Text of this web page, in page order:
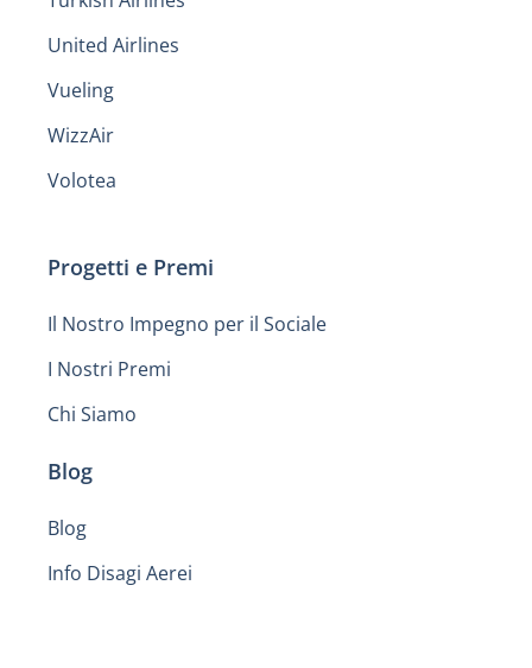
United Airlines
Vueling
WizzAir
Volotea
Progetti e Premi
Il Nostro Impegno per il Sociale
I Nostri Premi
Chi Siamo
Blog
Blog
Info Disagi Aerei